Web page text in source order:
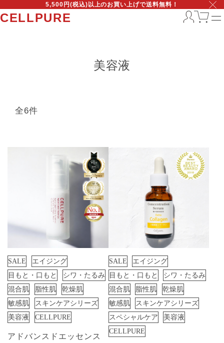
5,500円(税込)以上のお買い上げで送料無料！
CELLPURE
美容液
全6件
SALE
エイジング
目もと・口もと
シワ・たるみ
混合肌
脂性肌
乾燥肌
敏感肌
スキンケアシリーズ
美容液
CELLPURE
アドバンスドエッセンス
SALE
エイジング
目もと・口もと
シワ・たるみ
混合肌
脂性肌
乾燥肌
敏感肌
スキンケアシリーズ
スペシャルケア
美容液
CELLPURE